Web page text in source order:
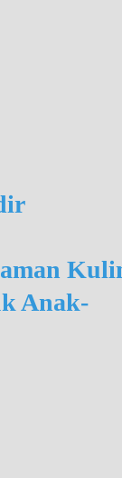
Anak-